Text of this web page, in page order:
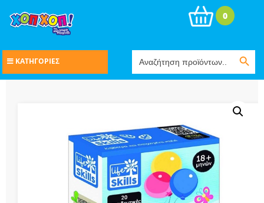
for:
Search Button
0
ΚΑΤΗΓΟΡΙΕΣ